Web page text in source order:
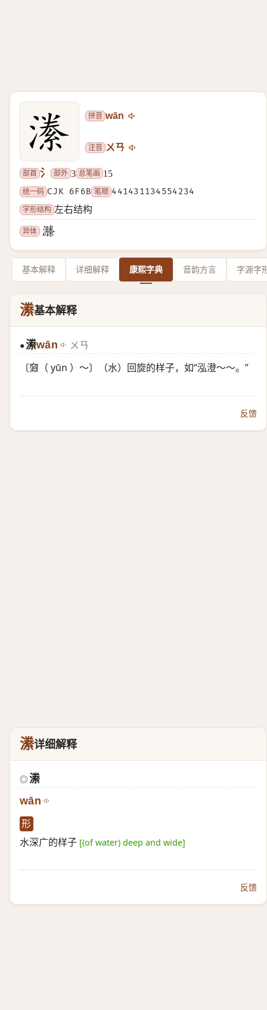
拼音 wān
注音 ㄨㄢ
部首 氵 部外 3 总笔画 15
统一码 CJK 6F6B 笔顺 441431134554234
字形结构 左右结构
异体
基本解释 详细解释 康熙字典 音韵方言 字源字
潫基本解释
●潫wān ㄨㄢ
〔奫（ yūn ）～〕（水）回旋的样子，如“泓澄～～。”
反馈
潫详细解释
◎ 潫
wān
形
水深广的样子 [(of water) deep and wide]
反馈